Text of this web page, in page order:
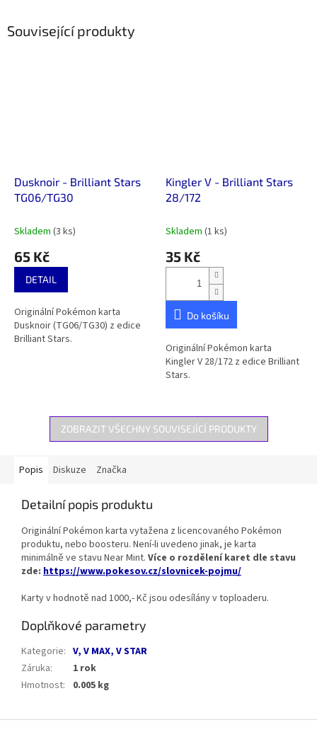
Související produkty
Dusknoir - Brilliant Stars
TG06/TG30
Skladem (3 ks)
65 Kč
DETAIL
Originální Pokémon karta
Dusknoir (TG06/TG30) z edice
Brilliant Stars.
Kingler V - Brilliant Stars
28/172
Skladem (1 ks)
35 Kč
Do košíku
Originální Pokémon karta
Kingler V 28/172 z edice Brilliant
Stars.
ZOBRAZIT VŠECHNY SOUVISEJÍCÍ PRODUKTY
Popis Diskuze Značka
Detailní popis produktu
Originální Pokémon karta vytažena z licencovaného Pokémon
produktu, nebo boosteru. Není-li uvedeno jinak, je karta
minimálně ve stavu Near Mint. Více o rozdělení karet dle stavu
zde: https://www.pokesov.cz/slovnicek-pojmu/
Karty v hodnotě nad 1000,- Kč jsou odesílány v toploaderu.
Doplňkové parametry
Kategorie: V, V MAX, V STAR
Záruka:
1 rok
Hmotnost: 0.005 kg